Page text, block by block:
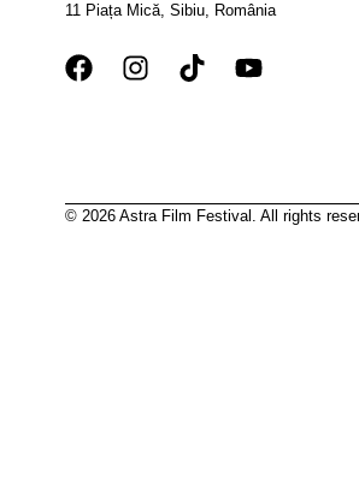
11 Piața Mică, Sibiu, România
© 2026 Astra Film Festival. All rights